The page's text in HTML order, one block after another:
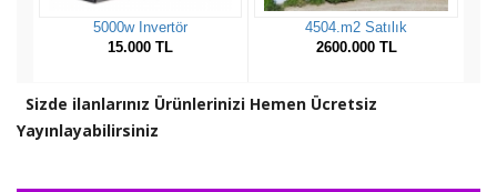
Sizde ilanlarınız Ürünlerinizi Hemen Ücretsiz
Yayınlayabilirsiniz